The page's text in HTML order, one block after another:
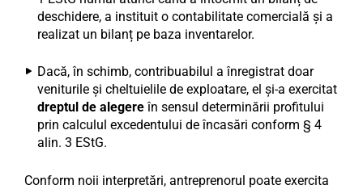
deschidere, a instituit o contabilitate comercială și a
realizat un bilanț pe baza inventarelor.
Dacă, în schimb, contribuabilul a înregistrat doar
veniturile și cheltuielile de exploatare, el și-a exercitat
dreptul de alegereîn sensul determinării profitului
prin calculul excedentului de încasări conform § 4
alin. 3 EStG.
Conform noii interpretări, antreprenorul poate exercita